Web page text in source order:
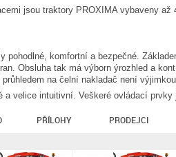
jsou traktory PROXIMA vybaveny
pohodlné, komfortní a bezpečné.
Obsluha tak má výborn ýrozhled a
na čelní nakladač není
a velice intuitivní. Veškeré ovládací prvky
PŘÍLOHY PRODEJCI